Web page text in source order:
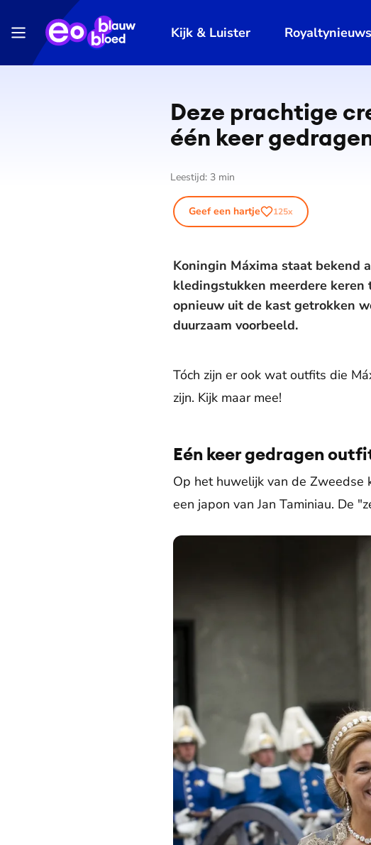
Kijk & Luister Royaltynieuws
Deze prachtige
één keer
Leestijd: 3 min
Geef een hartje 125x
Koningin Máxima staat bekend
kledingstukken meerdere keren
opnieuw uit de kast getrokken
duurzaam voorbeeld.
Tóch zijn er ook wat outfits die
zijn. Kijk maar mee!
Eén keer gedragen
Op het huwelijk van de Zweedse
een japon van Jan Taminiau. De